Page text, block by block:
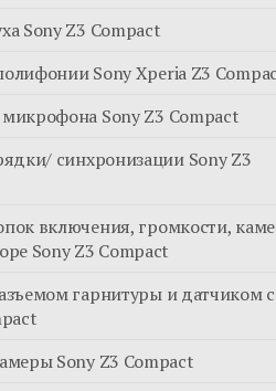
Sony Z3 Compact
Sony Xperia Z3
Sony Z3 Compact
синхронизации Sony Z3
включения, громкости,
Sony Z3 Compact
гарнитуры и датчиком
Sony Z3 Compact